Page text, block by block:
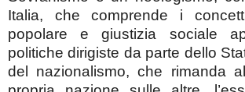
Italia, che comprende i
popolare e giustizia sociale
politiche dirigiste da parte dello
del nazionalismo, che rimanda